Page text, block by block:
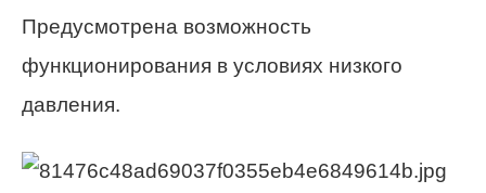
Предусмотрена возможность
функционирования в условиях низкого
давления.